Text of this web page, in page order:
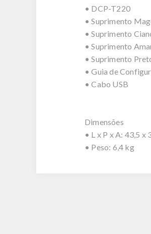
• DCP-T220
• Suprimento
• Suprimento
• Suprimento
• Suprimento
• Guia de
• Cabo USB
Dimensões
• L x P x A: 43,5 x
• Peso: 6,4 kg